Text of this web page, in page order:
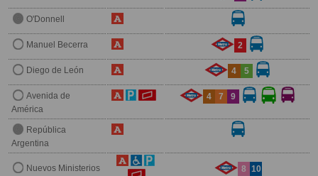
O'Donnell
Manuel Becerra 2
Diego de León 4 5
Avenida de
América
4 7 9
República
Argentina
Nuevos Ministerios 8 10